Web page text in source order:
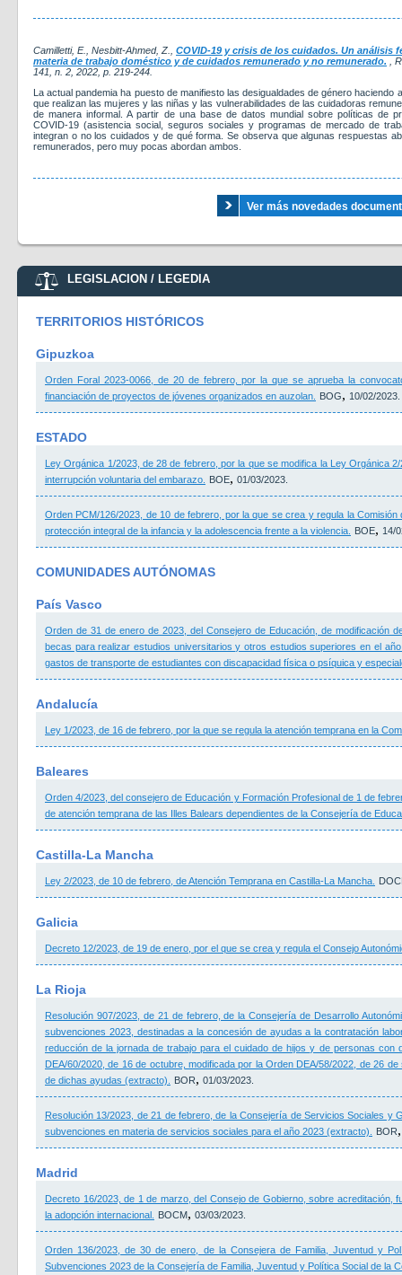
Camilletti, E., Nesbitt-Ahmed, Z., COVID-19 y crisis de los cuidados. Un análisis
materia de trabajo doméstico y de cuidados remunerado y no remunerado. ,
141, n. 2, 2022, p. 219-244.
La actual pandemia ha puesto de manifiesto las desigualdades de género haciendo
que realizan las mujeres y las niñas y las vulnerabilidades de las cuidadoras
de manera informal. A partir de una base de datos mundial sobre políticas de
COVID-19 (asistencia social, seguros sociales y programas de mercado de
integran o no los cuidados y de qué forma. Se observa que algunas respuestas
remunerados, pero muy pocas abordan ambos.
Ver más novedades
LEGISLACION / LEGEDIA
TERRITORIOS HISTÓRICOS
Gipuzkoa
Orden Foral 2023-0066, de 20 de febrero, por la que se aprueba la
financiación de proyectos de jóvenes organizados en auzolan.
BOG, 10/02/2023.
ESTADO
Ley Orgánica 1/2023, de 28 de febrero, por la que se modifica la Ley Orgánica
interrupción voluntaria del embarazo.
BOE, 01/03/2023.
Orden PCM/126/2023, de 10 de febrero, por la que se crea y regula la
protección integral de la infancia y la adolescencia frente a la violencia.
BOE, 14/
COMUNIDADES AUTÓNOMAS
País Vasco
Orden de 31 de enero de 2023, del Consejero de Educación, de modificación
becas para realizar estudios universitarios y otros estudios superiores en el
gastos de transporte de estudiantes con discapacidad física o psíquica y
Andalucía
Ley 1/2023, de 16 de febrero, por la que se regula la atención temprana en la
Baleares
Orden 4/2023, del consejero de Educación y Formación Profesional de 1 de
de atención temprana de las Illes Balears dependientes de la Consejería de
Castilla-La Mancha
Ley 2/2023, de 10 de febrero, de Atención Temprana en Castilla-La Mancha.
Galicia
Decreto 12/2023, de 19 de enero, por el que se crea y regula el Consejo
La Rioja
Resolución 907/2023, de 21 de febrero, de la Consejería de Desarrollo
subvenciones 2023, destinadas a la concesión de ayudas a la contratación
reducción de la jornada de trabajo para el cuidado de hijos y de personas con
DEA/60/2020, de 16 de octubre, modificada por la Orden DEA/58/2022, de 26
de dichas ayudas (extracto).
BOR, 01/03/2023.
Resolución 13/2023, de 21 de febrero, de la Consejería de Servicios Sociales y
subvenciones en materia de servicios sociales para el año 2023 (extracto).
BOR
Madrid
Decreto 16/2023, de 1 de marzo, del Consejo de Gobierno, sobre acreditación,
la adopción internacional.
BOCM, 03/03/2023.
Orden 136/2023, de 30 de enero, de la Consejera de Familia, Juventud y
Subvenciones 2023 de la Consejería de Familia, Juventud y Política Social de la